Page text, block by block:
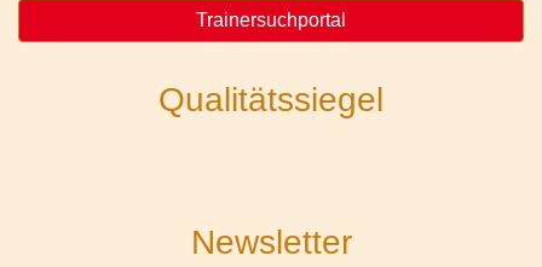
Trainersuchportal
Qualitätssiegel
Newsletter